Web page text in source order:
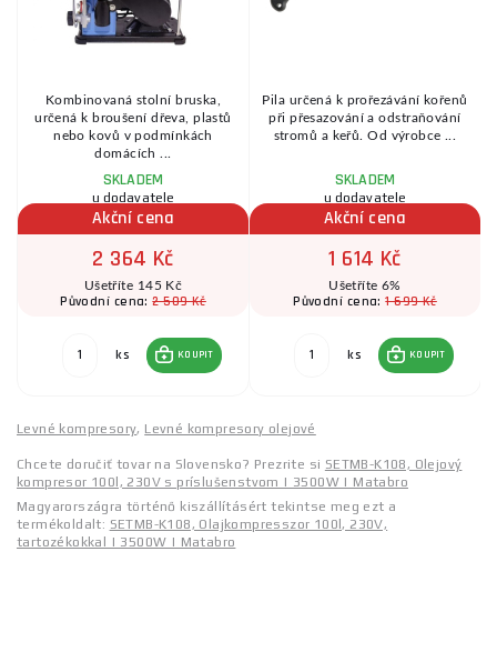
Kombinovaná stolní bruska,
určená k broušení dřeva, plastů
nebo kovů v podmínkách
domácích ...
SKLADEM
u dodavatele
Akční cena
2 364 Kč
Ušetříte 145 Kč
Původní cena:2 509 Kč
ks KOUPIT
Pila určená k prořezávání kořenů
při přesazování a odstraňování
stromů a keřů. Od výrobce ...
SKLADEM
u dodavatele
Akční cena
1 614 Kč
Ušetříte 6%
Původní cena:1 699 Kč
ks KOUPIT
Levné kompresory, Levné kompresory olejové
Chcete doručiť tovar na Slovensko? Prezrite si SETMB-K108, Olejový
kompresor 100l, 230V s príslušenstvom | 3500W | Matabro
Magyarországra történő kiszállításért tekintse meg ezt a
termékoldalt: SETMB-K108, Olajkompresszor 100l, 230V,
tartozékokkal | 3500W | Matabro